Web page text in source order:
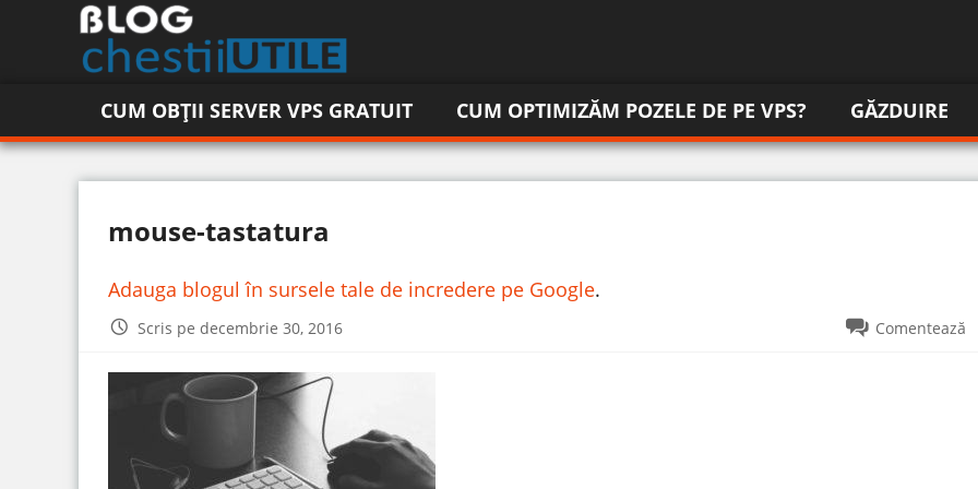
CUM OBȚII SERVER VPS GRATUIT CUM OPTIMIZĂM POZELE DE PE VPS? GĂZDUIRE
mouse-tastatura
Adauga blogul în sursele tale de incredere pe Google.
Scris pe decembrie 30, 2016 Comentează